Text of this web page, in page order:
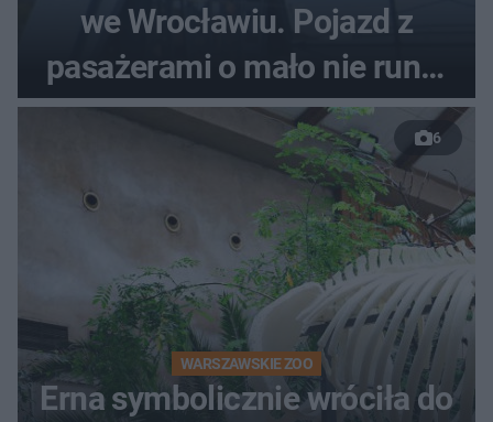
we Wrocławiu. Pojazd z
pasażerami o mało nie runął
do rzeki
6
WARSZAWSKIE ZOO
Erna symbolicznie wróciła do